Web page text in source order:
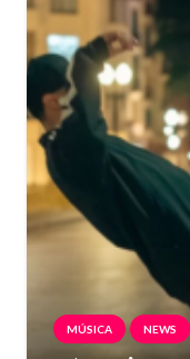
MÚSICA NEWS